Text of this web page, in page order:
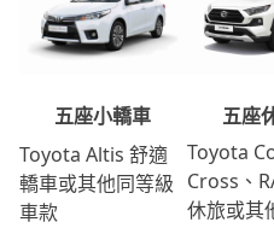
五座小轎車
Toyota Altis 舒適
轎車或其他同等級
車款
五座
Toyota
Cross、
休旅或其